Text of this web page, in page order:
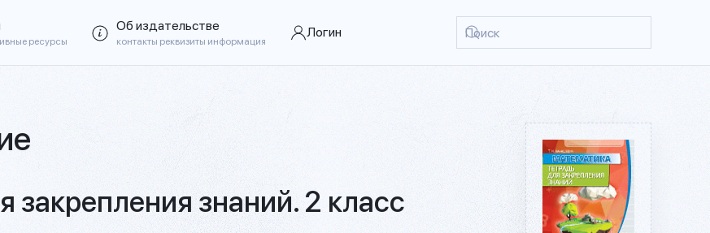
ресурсы
Об издательстве
контакты реквизиты информация
Логин
закрепления знаний. 2 класс